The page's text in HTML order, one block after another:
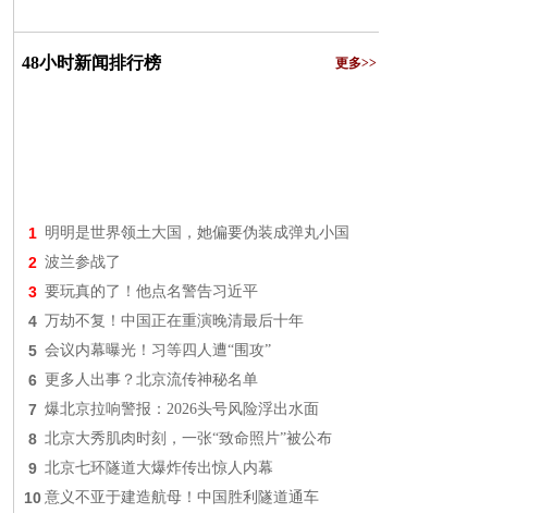
48小时新闻排行榜 更多>>
1 明明是世界领土大国，她偏要伪装成弹丸小国
2 波兰参战了
3 要玩真的了！他点名警告习近平
4 万劫不复！中国正在重演晚清最后十年
5 会议内幕曝光！习等四人遭“围攻”
6 更多人出事？北京流传神秘名单
7 爆北京拉响警报：2026头号风险浮出水面
8 北京大秀肌肉时刻，一张“致命照片”被公布
9 北京七环隧道大爆炸传出惊人内幕
10 意义不亚于建造航母！中国胜利隧道通车